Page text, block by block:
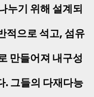
누기 위해 설계되
적으로 석고, 섬유
만들어져 내구성
. 그들의 다재다능